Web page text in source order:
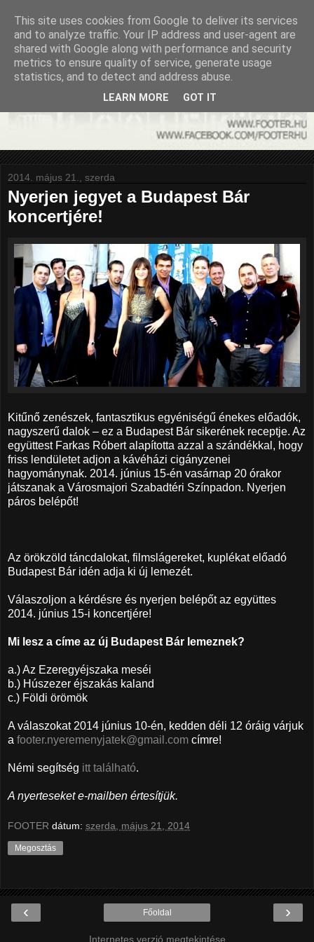
2014. május 21., szerda
Nyerjen jegyet a Budapest Bár
koncertjére!
Kitűnő zenészek, fantasztikus egyéniségű énekes előadók,
nagyszerű dalok – ez a Budapest Bár sikerének receptje. Az
együttest Farkas Róbert alapította azzal a szándékkal, hogy
friss lendületet adjon a kávéházi cigányzenei
hagyománynak. 2014. június 15-én vasárnap 20 órakor
játszanak a Városmajori Szabadtéri Színpadon. Nyerjen
páros belépőt!
Az örökzöld táncdalokat, filmslágereket, kuplékat előadó
Budapest Bár idén adja ki új lemezét.
Válaszoljon a kérdésre és nyerjen belépőt az együttes
2014. június 15-i koncertjére!
Mi lesz a címe az új Budapest Bár lemeznek?
a.) Az Ezeregyéjszaka meséi
b.) Húszezer éjszakás kaland
c.) Földi örömök
A válaszokat 2014 június 10-én, kedden déli 12 óráig várjuk
a footer.nyeremenyjatek@gmail.com címre!
Némi segítség itt található.
A nyerteseket e-mailben értesítjük.
FOOTER dátum: szerda, május 21, 2014
Megosztás
‹ ›
Főoldal
Internetes verzió megtekintése
This site uses cookies from Google to deliver its services
and to analyze traffic. Your IP address and user-agent are
shared with Google along with performance and security
metrics to ensure quality of service, generate usage
statistics, and to detect and address abuse.
LEARN MORE GOT IT